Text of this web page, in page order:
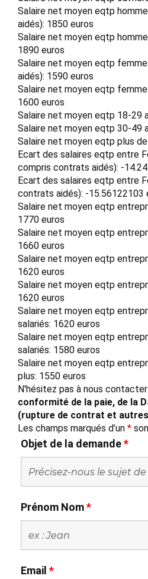
Salaire net moyen eqtp
aidés): 1850 euros
Salaire net moyen eqtp
1890 euros
Salaire net moyen eqtp
aidés): 1590 euros
Salaire net moyen eqtp
1600 euros
Salaire net moyen eqtp 18-29
Salaire net moyen eqtp 30-49
Salaire net moyen eqtp plus
Ecart des salaires eqtp entre
compris contrats aidés): -
Ecart des salaires eqtp entre
contrats aidés): -15.56122103
Salaire net moyen eqtp
1770 euros
Salaire net moyen eqtp
1660 euros
Salaire net moyen eqtp
1620 euros
Salaire net moyen eqtp
1620 euros
Salaire net moyen eqtp
salariés: 1620 euros
Salaire net moyen eqtp
salariés: 1580 euros
Salaire net moyen eqtp
plus: 1550 euros
N'hésitez pas à nous
conformité de la paie, de la
(rupture de contrat et
Les champs marqués d’un *
Objet de la demande*
Prénom Nom*
Email *